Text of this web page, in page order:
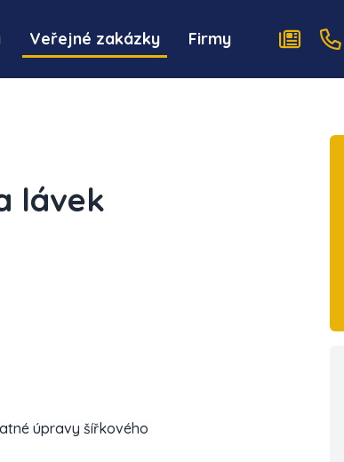
Veřejné zakázky Firmy
lávek
úpravy šířkového